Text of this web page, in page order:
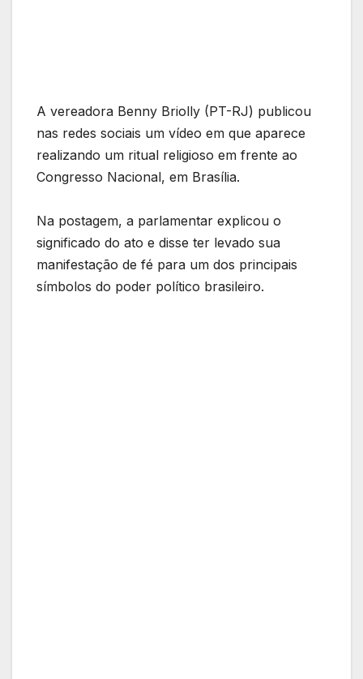
A vereadora Benny Briolly (PT-RJ) publicou
nas redes sociais um vídeo em que aparece
realizando um ritual religioso em frente ao
Congresso Nacional, em Brasília.
Na postagem, a parlamentar explicou o
significado do ato e disse ter levado sua
manifestação de fé para um dos principais
símbolos do poder político brasileiro.